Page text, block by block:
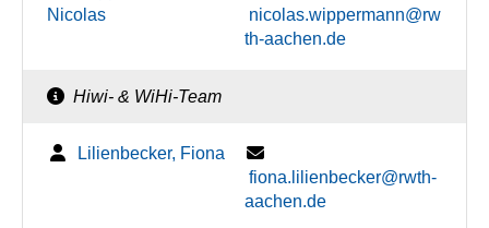
Nicolas
nicolas.wippermann@rw
th-aachen.de
Hiwi- & WiHi-Team
Lilienbecker, Fiona
fiona.lilienbecker@rwth-
aachen.de